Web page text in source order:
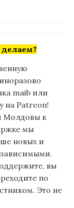
maib или
на Patreon!
Молдовы к
мы
новых и
вы
по
Это не